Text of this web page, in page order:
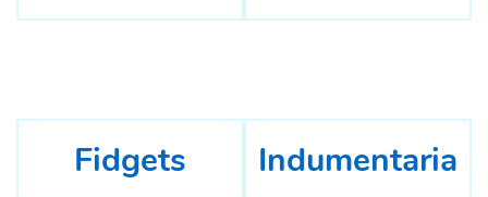
Fidgets Indumentaria